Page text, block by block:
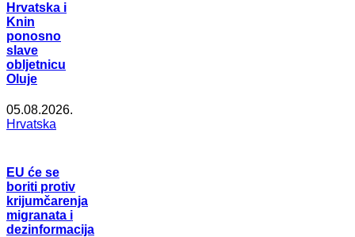
Hrvatska i
Knin
ponosno
slave
obljetnicu
Oluje
05.08.2026.
Hrvatska
EU će se
boriti protiv
krijumčarenja
migranata i
dezinformacija